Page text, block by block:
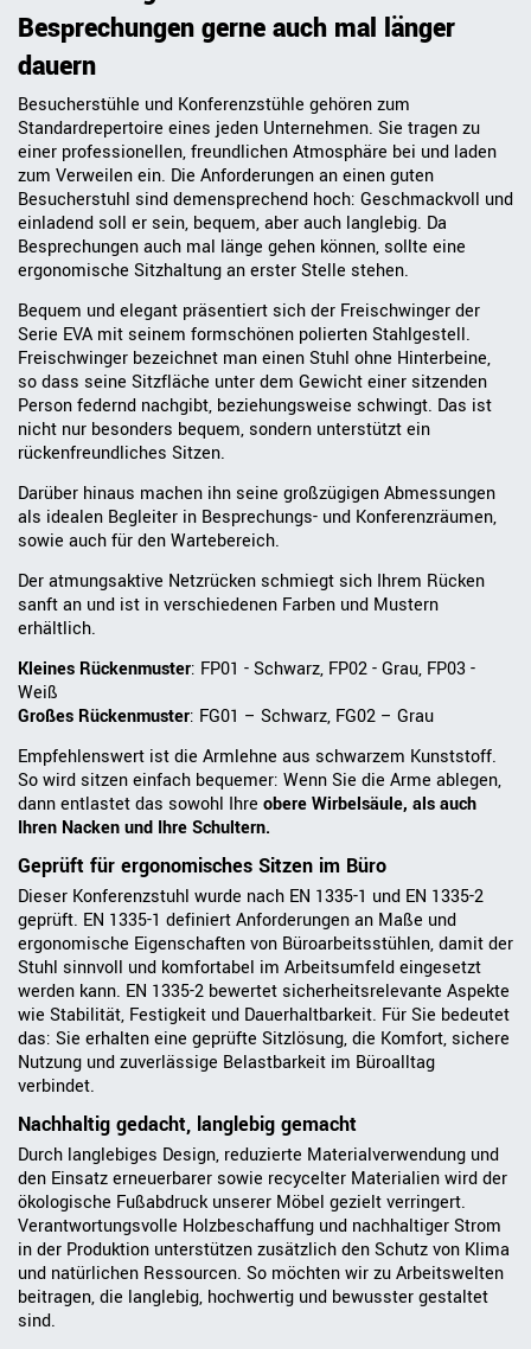
Besprechungen gerne auch mal länger
dauern
Besucherstühle und Konferenzstühle gehören zum
Standardrepertoire eines jeden Unternehmen. Sie tragen zu
einer professionellen, freundlichen Atmosphäre bei und laden
zum Verweilen ein. Die Anforderungen an einen guten
Besucherstuhl sind demensprechend hoch: Geschmackvoll und
einladend soll er sein, bequem, aber auch langlebig. Da
Besprechungen auch mal länge gehen können, sollte eine
ergonomische Sitzhaltung an erster Stelle stehen.
Bequem und elegant präsentiert sich der Freischwinger der
Serie EVA mit seinem formschönen polierten Stahlgestell.
Freischwinger bezeichnet man einen Stuhl ohne Hinterbeine,
so dass seine Sitzfläche unter dem Gewicht einer sitzenden
Person federnd nachgibt, beziehungsweise schwingt. Das ist
nicht nur besonders bequem, sondern unterstützt ein
rückenfreundliches Sitzen.
Darüber hinaus machen ihn seine großzügigen Abmessungen
als idealen Begleiter in Besprechungs- und Konferenzräumen,
sowie auch für den Wartebereich.
Der atmungsaktive Netzrücken schmiegt sich Ihrem Rücken
sanft an und ist in verschiedenen Farben und Mustern
erhältlich.
Kleines Rückenmuster: FP01 - Schwarz, FP02 - Grau, FP03 -
Weiß
Großes Rückenmuster: FG01 – Schwarz, FG02 – Grau
Empfehlenswert ist die Armlehne aus schwarzem Kunststoff.
So wird sitzen einfach bequemer: Wenn Sie die Arme ablegen,
dann entlastet das sowohl Ihre obere Wirbelsäule, als auch
Ihren Nacken und Ihre Schultern.
Geprüft für ergonomisches Sitzen im Büro
Dieser Konferenzstuhl wurde nach EN 1335-1 und EN 1335-2
geprüft. EN 1335-1 definiert Anforderungen an Maße und
ergonomische Eigenschaften von Büroarbeitsstühlen, damit der
Stuhl sinnvoll und komfortabel im Arbeitsumfeld eingesetzt
werden kann. EN 1335-2 bewertet sicherheitsrelevante Aspekte
wie Stabilität, Festigkeit und Dauerhaltbarkeit. Für Sie bedeutet
das: Sie erhalten eine geprüfte Sitzlösung, die Komfort, sichere
Nutzung und zuverlässige Belastbarkeit im Büroalltag
verbindet.
Nachhaltig gedacht, langlebig gemacht
Durch langlebiges Design, reduzierte Materialverwendung und
den Einsatz erneuerbarer sowie recycelter Materialien wird der
ökologische Fußabdruck unserer Möbel gezielt verringert.
Verantwortungsvolle Holzbeschaffung und nachhaltiger Strom
in der Produktion unterstützen zusätzlich den Schutz von Klima
und natürlichen Ressourcen. So möchten wir zu Arbeitswelten
beitragen, die langlebig, hochwertig und bewusster gestaltet
sind.